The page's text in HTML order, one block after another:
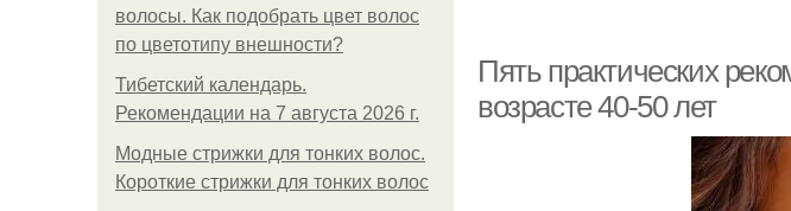
волосы. Как подобрать цвет волос
по цветотипу внешности?
Тибетский календарь.
Рекомендации на 7 августа 2026 г.
Модные стрижки для тонких волос.
Короткие стрижки для тонких волос
Пять практических
возрасте 40-50 лет